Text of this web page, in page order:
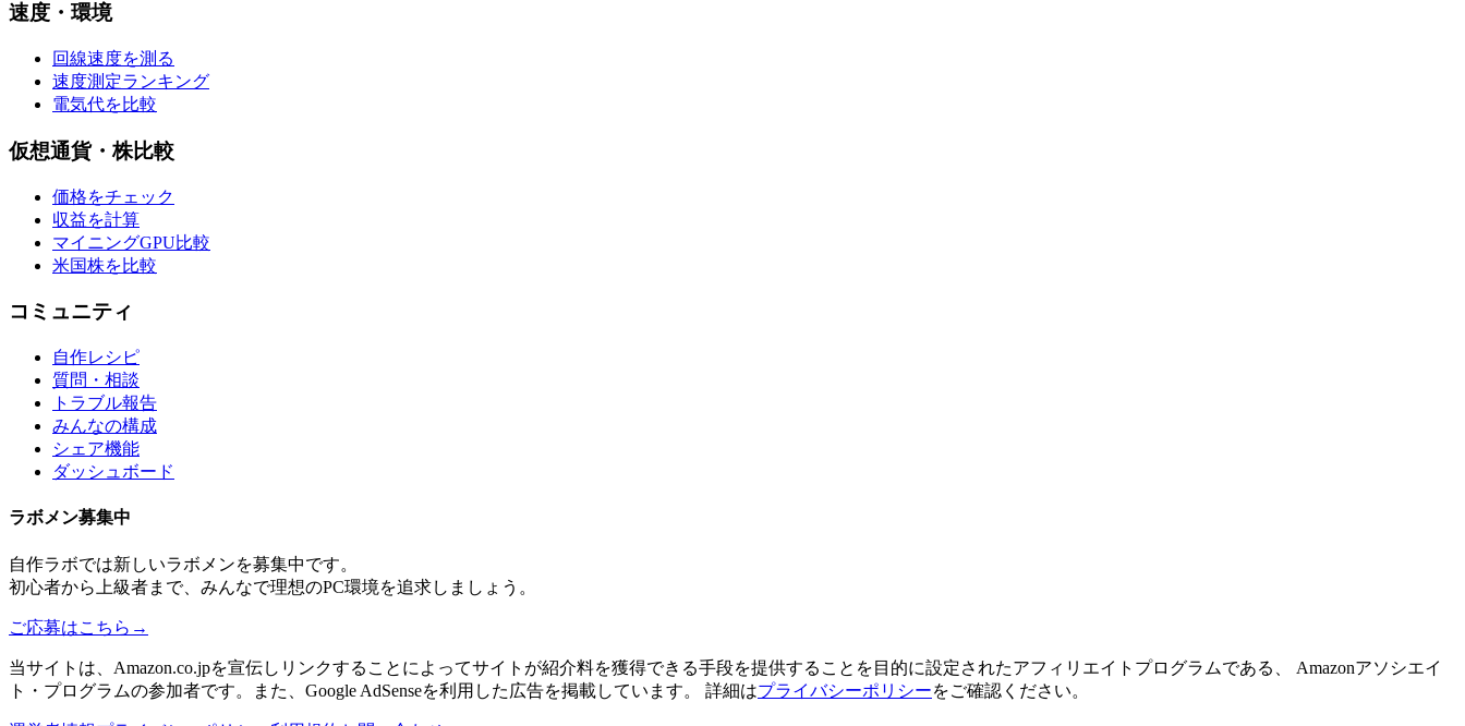
速度・環境
回線速度を測る
速度測定ランキング
電気代を比較
仮想通貨・株比較
価格をチェック
収益を計算
マイニングGPU比較
米国株を比較
コミュニティ
自作レシピ
質問・相談
トラブル報告
みんなの構成
シェア機能
ダッシュボード
ラボメン募集中
自作ラボでは新しいラボメンを募集中です。
初心者から上級者まで、みんなで理想のPC環境を追求しましょう。
ご応募はこちら →
当サイトは、Amazon.co.jpを宣伝しリンクすることによってサイトが紹介料を獲得できる手段を提供することを目的に設定されたアフィリエイトプログラムである、 Amazonアソシエイ
ト・プログラムの参加者です。また、Google AdSenseを利用した広告を掲載しています。 詳細はプライバシーポリシーをご確認ください。